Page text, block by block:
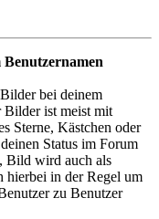
bei deinem
Bilder ist meist mit
Sterne, Kästchen oder
Status im Forum
Bild wird auch als
hierbei in der Regel um
zu Benutzer